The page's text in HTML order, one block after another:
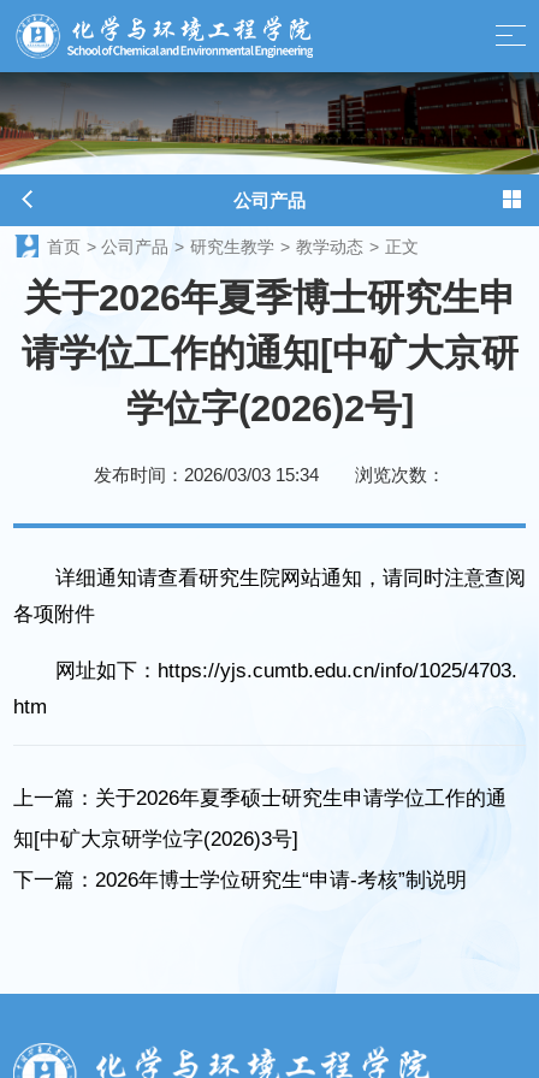
球天下-最新体育新闻、赛事报道、足球篮球资讯
公司产品
首页 > 公司产品 > 研究生教学 > 教学动态 > 正文
关于2026年夏季博士研究生申
请学位工作的通知[中矿大京研
学位字(2026)2号]
发布时间：2026/03/03 15:34 浏览次数：
详细通知请查看研究生院网站通知，请同时注意查阅
各项附件
网址如下： https://yjs.cumtb.edu.cn/info/1025/4703.
htm
上一篇： 关于2026年夏季硕士研究生申请学位工作的通
知[中矿大京研学位字(2026)3号]
下一篇：​2026年博士学位研究生“申请-考核”制说明